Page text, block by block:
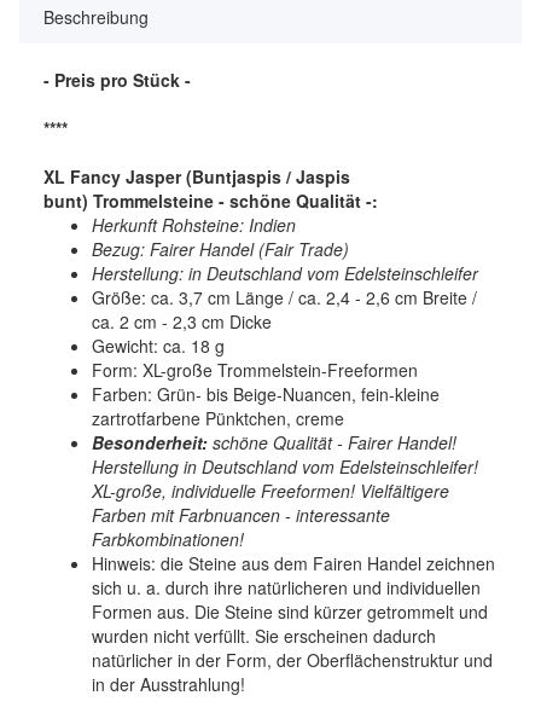
Beschreibung
- Preis pro Stück -
****
XL Fancy Jasper (Buntjaspis / Jaspis
bunt) Trommelsteine - schöne Qualität -:
Herkunft Rohsteine: Indien
Bezug: Fairer Handel (Fair Trade)
Herstellung: in Deutschland vom Edelsteinschleifer
Größe: ca. 3,7 cm Länge / ca. 2,4 - 2,6 cm Breite /
ca. 2 cm - 2,3 cm Dicke
Gewicht: ca. 18 g
Form: XL-große Trommelstein-Freeformen
Farben: Grün- bis Beige-Nuancen, fein-kleine
zartrotfarbene Pünktchen, creme
Besonderheit: schöne Qualität - Fairer Handel!
Herstellung in Deutschland vom Edelsteinschleifer!
XL-große, individuelle Freeformen! Vielfältigere
Farben mit Farbnuancen - interessante
Farbkombinationen!
Hinweis: die Steine aus dem Fairen Handel zeichnen
sich u. a. durch ihre natürlicheren und individuellen
Formen aus. Die Steine sind kürzer getrommelt und
wurden nicht verfüllt. Sie erscheinen dadurch
natürlicher in der Form, der Oberflächenstruktur und
in der Ausstrahlung!